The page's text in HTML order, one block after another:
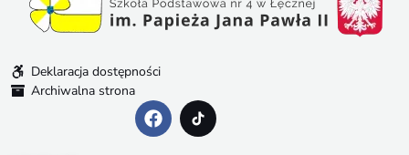
Deklaracja dostępności
Archiwalna strona